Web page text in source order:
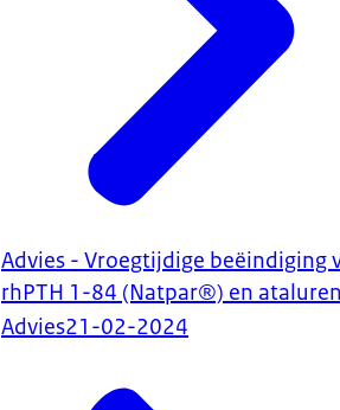
Advies - Vroegtijdige beëindiging
rhPTH 1-84 (Natpar®) en
Advies21-02-2024